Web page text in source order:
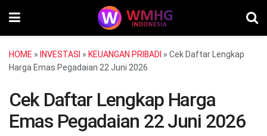
HOME » INVESTASI » KEUANGAN PRIBADI » Cek Daftar Lengkap
Harga Emas Pegadaian 22 Juni 2026
Cek Daftar Lengkap Harga
Emas Pegadaian 22 Juni 2026